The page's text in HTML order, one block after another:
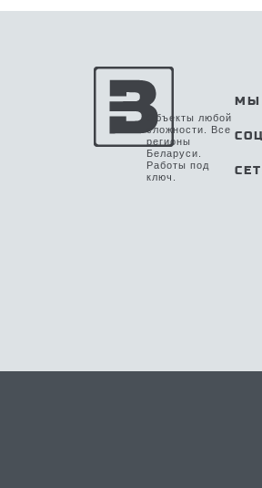
Объекты любой
сложности. Все
регионы
Беларуси.
Работы под
ключ.
МЫ